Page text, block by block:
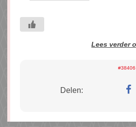
Lees verder
#38406
Delen: